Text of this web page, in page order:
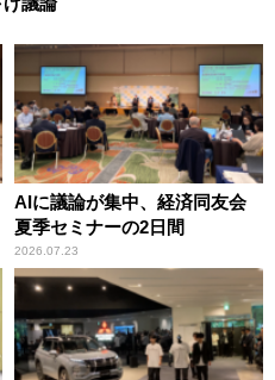
AIに議論が集中、経済同友会
夏季セミナーの2日間
2026.07.23